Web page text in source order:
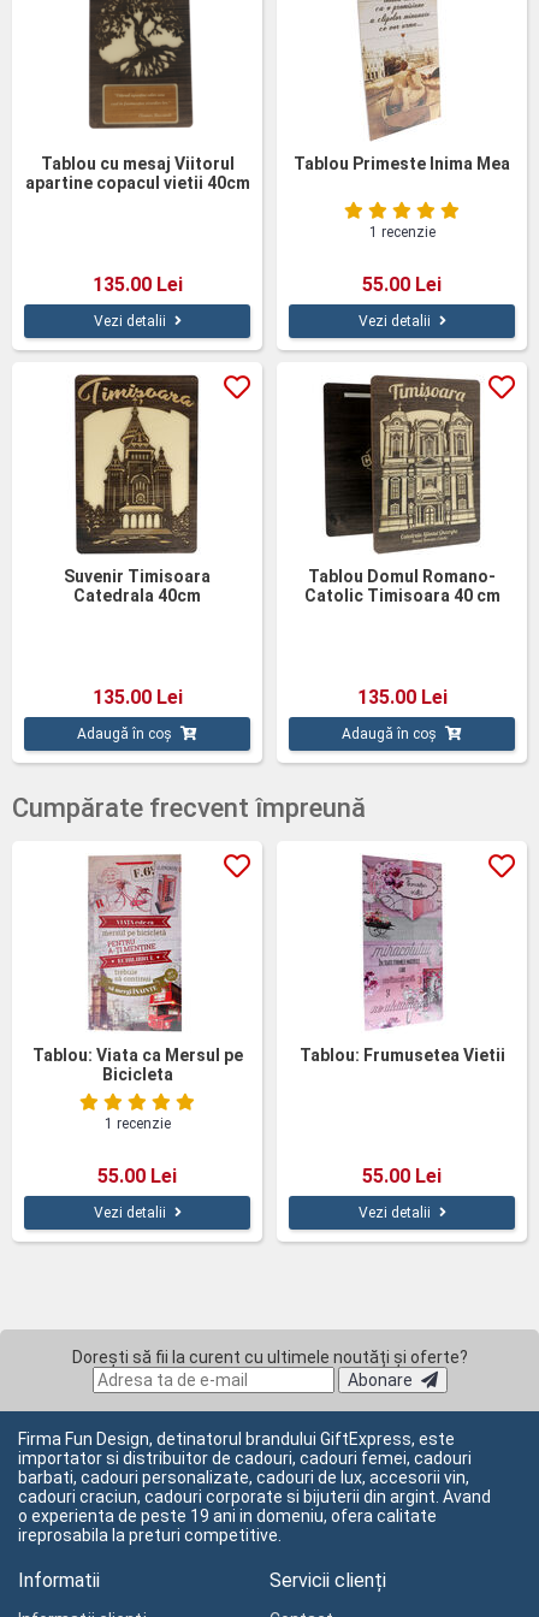
Tablou cu mesaj Viitorul
apartine copacul vietii 40cm
135.00 Lei
Vezi detalii
Tablou Primeste Inima Mea
1 recenzie
55.00 Lei
Vezi detalii
Suvenir Timisoara
Catedrala 40cm
135.00 Lei
Adaugă în coș
Tablou Domul Romano-
Catolic Timisoara 40 cm
135.00 Lei
Adaugă în coș
Cumpărate frecvent împreună
Tablou: Viata ca Mersul pe
Bicicleta
1 recenzie
55.00 Lei
Vezi detalii
Tablou: Frumusetea Vietii
55.00 Lei
Vezi detalii
Dorești să fii la curent cu ultimele noutăți și oferte?
Abonare
Firma Fun Design, detinatorul brandului GiftExpress, este
importator si distribuitor de cadouri, cadouri femei, cadouri
barbati, cadouri personalizate, cadouri de lux, accesorii vin,
cadouri craciun, cadouri corporate si bijuterii din argint. Avand
o experienta de peste 19 ani in domeniu, ofera calitate
ireprosabila la preturi competitive.
Informatii Servicii clienți